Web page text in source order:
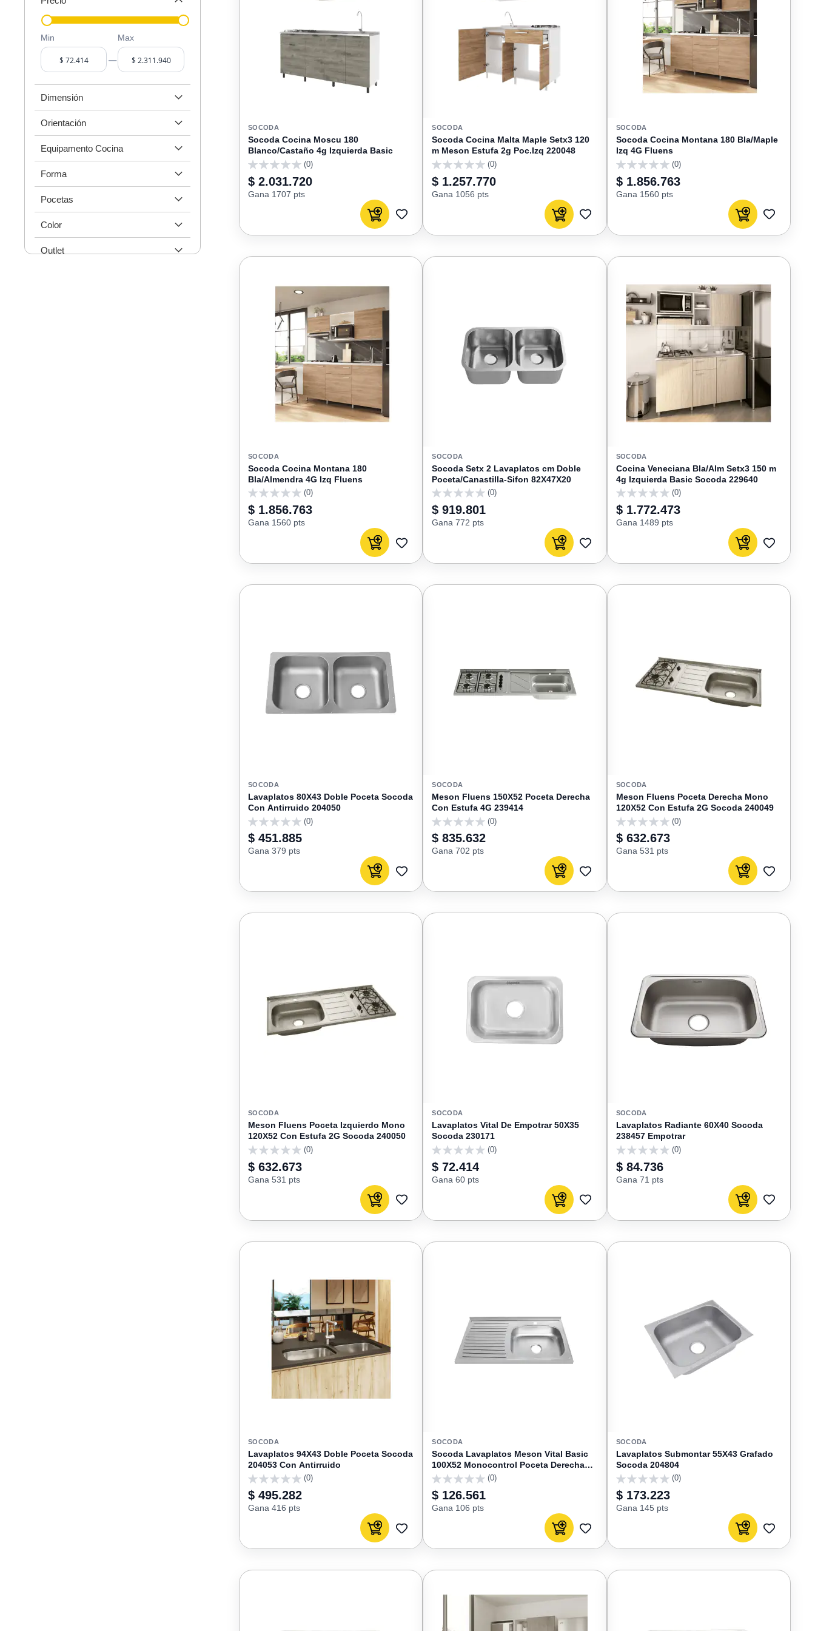
SOCODA
Socoda Cocina Moscu 180
Blanco/Castaño 4g Izquierda Basic
(0)
$ 2.031.720
Gana 1707 pts
Agregar al carrito
AGREGAR
FAVORITOS
SOCODA
Socoda Cocina Malta Maple Setx3 120
m Meson Estufa 2g Poc.Izq 220048
(0)
$ 1.257.770
Gana 1056 pts
Agregar al carrito
AGREGAR
FAVORITOS
SOCODA
Socoda Cocina Montana 180 Bla/Maple
Izq 4G Fluens
(0)
$ 1.856.763
Gana 1560 pts
Agregar al carrito
AGREGAR
SOCODA
Socoda Cocina Montana 180
Bla/Almendra 4G Izq Fluens
0
(0)
$ 1.856.763
Gana 1560 pts
Agregar al carrito
AGREGAR
FAVORITOS
SOCODA
Socoda Setx 2 Lavaplatos cm Doble
Poceta/Canastilla-Sifon 82X47X20
0
(0)
$ 919.801
Gana 772 pts
Agregar al carrito
AGREGAR
FAVORITOS
SOCODA
Cocina Veneciana Bla/Alm Setx3 150 m
4g Izquierda Basic Socoda 229640
0
(0)
$ 1.772.473
Gana 1489 pts
Agregar al carrito
AGREGAR
SOCODA
Lavaplatos 80X43 Doble Poceta Socoda
Con Antirruido 204050
0
(0)
$ 451.885
Gana 379 pts
Agregar al carrito
AGREGAR
FAVORITOS
SOCODA
Meson Fluens 150X52 Poceta Derecha
Con Estufa 4G 239414
0
(0)
$ 835.632
Gana 702 pts
Agregar al carrito
AGREGAR
FAVORITOS
SOCODA
Meson Fluens Poceta Derecha Mono
120X52 Con Estufa 2G Socoda 240049
0
(0)
$ 632.673
Gana 531 pts
Agregar al carrito
AGREGAR
SOCODA
Meson Fluens Poceta Izquierdo Mono
120X52 Con Estufa 2G Socoda 240050
(0)
$ 632.673
Gana 531 pts
Agregar al carrito
AGREGAR
FAVORITOS
SOCODA
Lavaplatos Vital De Empotrar 50X35
Socoda 230171
(0)
$ 72.414
Gana 60 pts
Agregar al carrito
AGREGAR
FAVORITOS
SOCODA
Lavaplatos Radiante 60X40 Socoda
238457 Empotrar
(0)
$ 84.736
Gana 71 pts
Agregar al carrito
AGREGAR
SOCODA
Lavaplatos 94X43 Doble Poceta Socoda
204053 Con Antirruido
0
(0)
$ 495.282
Gana 416 pts
Agregar al carrito
AGREGAR
FAVORITOS
SOCODA
Socoda Lavaplatos Meson Vital Basic
100X52 Monocontrol Poceta Derecha
237803
0
(0)
$ 126.561
Gana 106 pts
Agregar al carrito
AGREGAR
FAVORITOS
SOCODA
Lavaplatos Submontar 55X43 Grafado
Socoda 204804
0
(0)
$ 173.223
Gana 145 pts
Agregar al carrito
AGREGAR
Min
–
Max
Dimensión
Orientación
Equipamento Cocina
Forma
Pocetas
Color
Outlet